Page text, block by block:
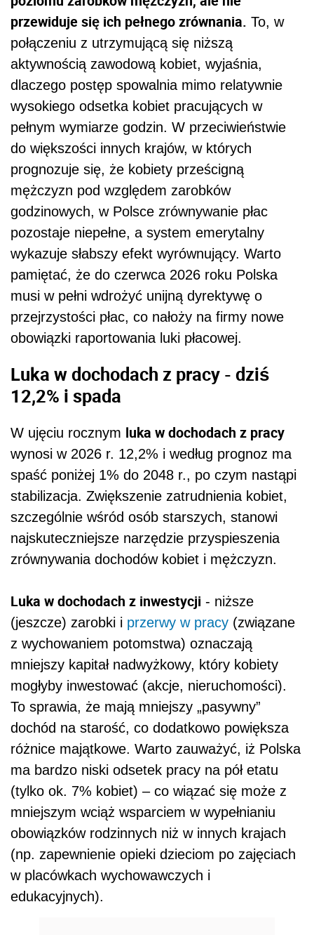
przewiduje się ich pełnego zrównania. To, w
połączeniu z utrzymującą się niższą
aktywnością zawodową kobiet, wyjaśnia,
dlaczego postęp spowalnia mimo relatywnie
wysokiego odsetka kobiet pracujących w
pełnym wymiarze godzin. W przeciwieństwie
do większości innych krajów, w których
prognozuje się, że kobiety prześcigną
mężczyzn pod względem zarobków
godzinowych, w Polsce zrównywanie płac
pozostaje niepełne, a system emerytalny
wykazuje słabszy efekt wyrównujący. Warto
pamiętać, że do czerwca 2026 roku Polska
musi w pełni wdrożyć unijną dyrektywę o
przejrzystości płac, co nałoży na firmy nowe
obowiązki raportowania luki płacowej.
Luka w dochodach z pracy - dziś
12,2% i spada
W ujęciu rocznym luka w dochodach z pracy
wynosi w 2026 r. 12,2% i według prognoz ma
spaść poniżej 1% do 2048 r., po czym nastąpi
stabilizacja. Zwiększenie zatrudnienia kobiet,
szczególnie wśród osób starszych, stanowi
najskuteczniejsze narzędzie przyspieszenia
zrównywania dochodów kobiet i mężczyzn.
Luka w dochodach z inwestycji - niższe
(jeszcze) zarobki i przerwy w pracy (związane
z wychowaniem potomstwa) oznaczają
mniejszy kapitał nadwyżkowy, który kobiety
mogłyby inwestować (akcje, nieruchomości).
To sprawia, że mają mniejszy „pasywny”
dochód na starość, co dodatkowo powiększa
różnice majątkowe. Warto zauważyć, iż Polska
ma bardzo niski odsetek pracy na pół etatu
(tylko ok. 7% kobiet) – co wiązać się może z
mniejszym wciąż wsparciem w wypełnianiu
obowiązków rodzinnych niż w innych krajach
(np. zapewnienie opieki dzieciom po zajęciach
w placówkach wychowawczych i
edukacyjnych).